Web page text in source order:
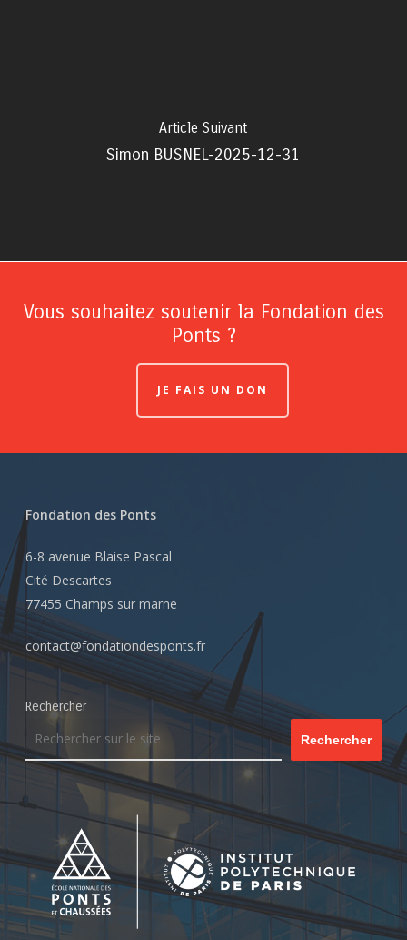
Article Suivant
Simon BUSNEL-2025-12-31
Vous souhaitez soutenir la Fondation des
Ponts ?
JE FAIS UN DON
Fondation des Ponts
6-8 avenue Blaise Pascal
Cité Descartes
77455 Champs sur marne
contact@fondationdesponts.fr
Rechercher
Rechercher